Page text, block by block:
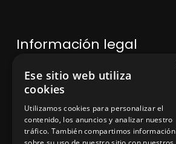
Información legal
Política de privacidad
Aviso legal
Ese sitio web utiliza
cookies
Utilizamos cookies para personalizar el
contenido, los anuncios y analizar nuestro
tráfico. También compartimos información